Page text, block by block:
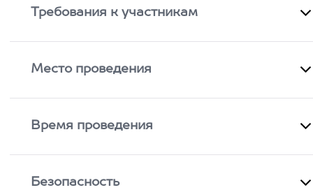
Требования к участникам
Место проведения
Время проведения
Безопасность